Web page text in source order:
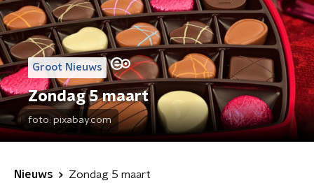
Groot Nieuws
Zondag 5 maart
foto: pixabay.com
Nieuws Zondag 5 maart